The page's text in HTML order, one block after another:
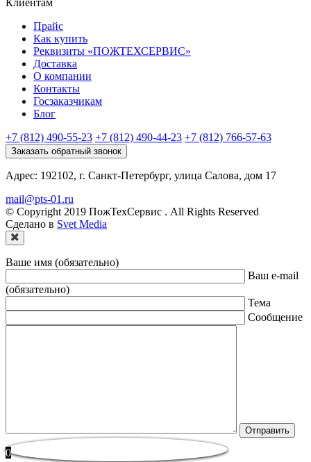
Клиентам
Прайс
Как купить
Реквизиты «ПОЖТЕХСЕРВИС»
Доставка
О компании
Контакты
Госзаказчикам
Блог
+7 (812) 490-55-23 +7 (812) 490-44-23 +7 (812) 766-57-63
Заказать обратный звонок
Адрес: 192102, г. Санкт-Петербург, улица Салова, дом 17
mail@pts-01.ru
© Copyright 2019 ПожТехСервис . All Rights Reserved
Сделано в Svet Media
Ваше имя (обязательно)
Ваш e-mail
(обязательно)
Тема
Сообщение
0